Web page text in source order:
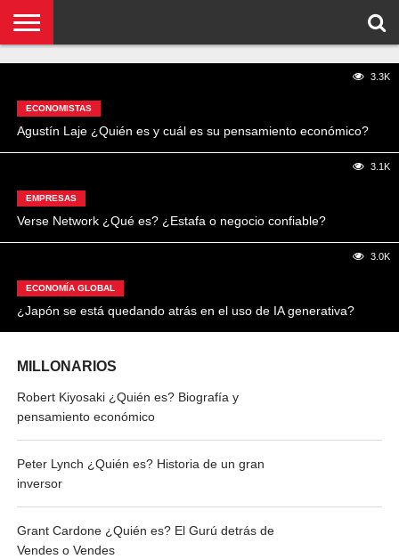
NOTICIAS
SE
TRATA
ESTO?
funciona?
2.4K
ECONOMISTAS
Agustín Laje ¿Quién es y cuál es su pensamiento económico?
3.3K
EMPRESAS
Verse Network ¿Qué es? ¿Estafa o negocio confiable?
3.1K
ECONOMÍA GLOBAL
¿Japón se está quedando atrás en el uso de IA generativa?
3.0K
MILLONARIOS
Robert Kiyosaki ¿Quién es? Biografía y
pensamiento económico
Peter Lynch ¿Quién es? Historia de un gran
inversor
Grant Cardone ¿Quién es? El Gurú detrás de
Vendes o Vendes